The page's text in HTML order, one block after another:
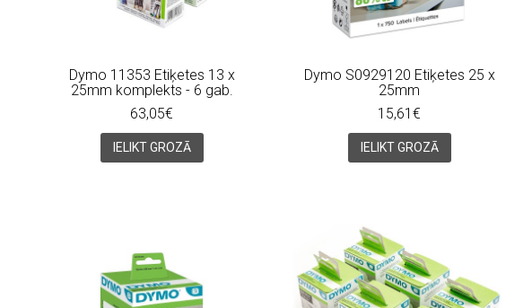
Dymo 11353 Etiķetes 13 x
25mm komplekts - 6 gab.
63,05€
IELIKT GROZĀ
Dymo S0929120 Etiķetes 25 x
25mm
15,61€
IELIKT GROZĀ